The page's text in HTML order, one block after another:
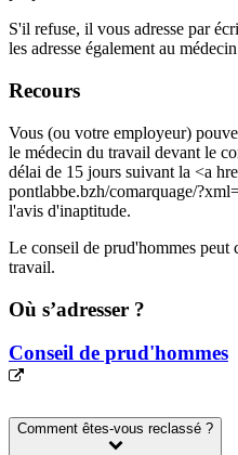
S'il refuse, il vous adresse par
les adresse également au
Recours
Vous (ou votre employeur)
le médecin du travail devant le
délai de 15 jours suivant la <a
pontlabbe.bzh/comarquage/
l'avis d'inaptitude.
Le conseil de prud'hommes peut
travail.
Où s’adresser ?
Conseil de prud'hommes
Comment êtes-vous reclassé ?